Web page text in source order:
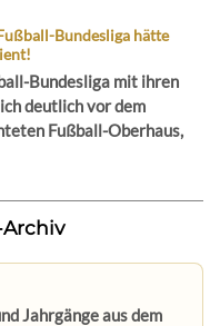
Bundesliga hätte
Bundesliga mit ihren
deutlich vor dem
Fußball-Oberhaus,
Jahrgänge aus dem